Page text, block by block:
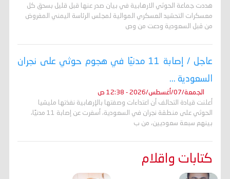
هددت جماعة الحوثي الارهابية في بيان صدر عنها قبل قليل بسحق كل
معسكرات التحشيد العسكري الموالية لمجلس الرئاسة اليمني المفروض
من قبل السعودية ودعت من وص
عاجل / إصابة 11 مدنيًا في هجوم حوثي على نجران
السعودية ...
الجمعة/07/أغسطس/2026 - 12:38 ص
أعلنت قيادة التحالف أن اعتداءات وصفتها بالإرهابية نفذتها مليشيا
الحوثي على منطقة نجران في السعودية، أسفرت عن إصابة 11 مدنيًا،
بينهم سبعة سعوديين، من ب
كتابات واقلام